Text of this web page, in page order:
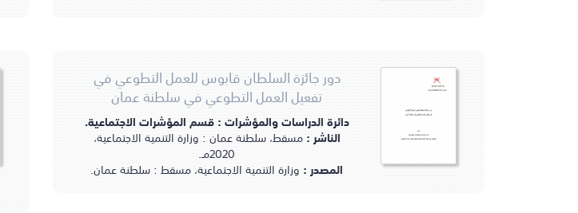
دور جائزة السلطان قابوس للعمل التطوعي في
تفعيل العمل التطوعي في سلطنة عمان
دائرة الدراسات والمؤشرات : قسم المؤشرات الاجتماعية.
الناشر :مسقط، سلطنة عمان : وزارة التنمية الاجتماعية،
2020مـ.
المصدر : وزارة التنمية الاجتماعية، مسقط : سلطنة عمان.